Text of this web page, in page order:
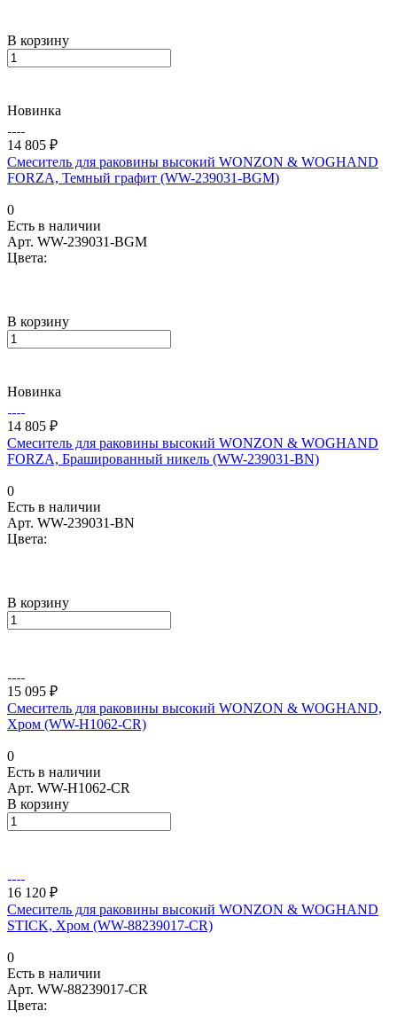
В корзину
Новинка
14 805 ₽
Смеситель для раковины высокий WONZON & WOGHAND
FORZA, Темный графит (WW-239031-BGM)
0
Есть в наличии
Арт. WW-239031-BGM
Цвета:
В корзину
Новинка
14 805 ₽
Смеситель для раковины высокий WONZON & WOGHAND
FORZA, Брашированный никель (WW-239031-BN)
0
Есть в наличии
Арт. WW-239031-BN
Цвета:
В корзину
15 095 ₽
Смеситель для раковины высокий WONZON & WOGHAND,
Хром (WW-H1062-CR)
0
Есть в наличии
Арт. WW-H1062-CR
В корзину
16 120 ₽
Смеситель для раковины высокий WONZON & WOGHAND
STICK, Хром (WW-88239017-CR)
0
Есть в наличии
Арт. WW-88239017-CR
Цвета: